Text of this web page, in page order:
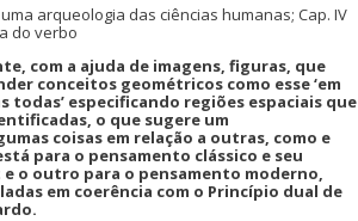
arqueologia das ciências humanas; Cap. IV
do verbo
com a ajuda de imagens, figuras, que
conceitos geométricos como esse ‘em
todas’ especificando regiões espaciais que
o que sugere um
coisas em relação a outras, como e
para o pensamento clássico e seu
o outro para o pensamento moderno,
em coerência com o Princípio dual de